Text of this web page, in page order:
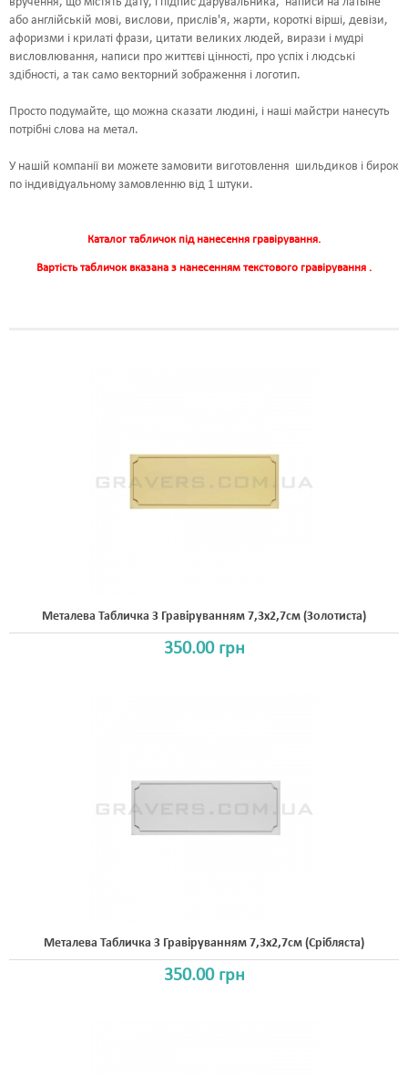
або англійській мові, вислови, прислів'я, жарти, короткі вірші, девізи,
афоризми і крилаті фрази, цитати великих людей, вирази і мудрі
висловлювання, написи про життєві цінності, про успіх і людські
здібності, а так само векторний зображення і логотип.
Просто подумайте, що можна сказати людині, і наші майстри нанесуть
потрібні слова на метал.
У нашій компанії ви можете замовити виготовлення шильдиков і бирок
по індивідуальному замовленню від 1 штуки.
Каталог табличок під нанесення гравірування.
Вартість табличок вказана з нанесенням текстового гравірування .
Металева Табличка З Гравіруванням 7,3x2,7см (золотиста)
350.00 грн
Металева Табличка З Гравіруванням 7,3x2,7см (срібляста)
350.00 грн